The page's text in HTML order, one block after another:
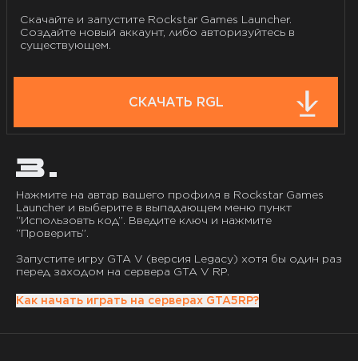
Скачайте и запустите Rockstar Games Launcher.
Создайте новый аккаунт, либо авторизуйтесь в
существующем.
СКАЧАТЬ RGL
3.
Нажмите на автар вашего профиля в Rockstar Games
Launcher и выберите в выпадающем меню пункт
“Использовть код”. Введите ключ и нажмите
“Проверить”.
Запустите игру GTA V (версия Legacy) хотя бы один раз
перед заходом на сервера GTA V RP.
Как начать играть на серверах GTA5RP?